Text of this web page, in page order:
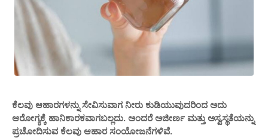
ಕೆಲವು ಆಹಾರಗಳನ್ನು ಸೇವಿಸುವಾಗ ನೀರು ಕುಡಿಯುವುದರಿಂದ ಅದು
ಆರೋಗ್ಯಕ್ಕೆ ಹಾನಿಕಾರಕವಾಗಬಲ್ಲದು. ಅಂದರೆ ಅಜೀರ್ಣ ಮತ್ತು ಅಸ್ವಸ್ಥತೆಯನ್ನು
ಪ್ರಚೋದಿಸುವ ಕೆಲವು ಆಹಾರ ಸಂಯೋಜನೆಗಳಿವೆ.